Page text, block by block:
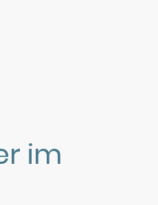
im